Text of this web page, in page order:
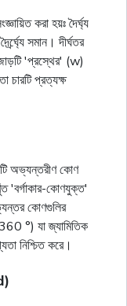
করা হয়ঃ দৈর্ঘ্য
সমান। দীর্ঘতর
'প্রস্থের' (w)
চারটি প্রত্যক্ষ
অভ্যন্তরীণ কোণ
'বর্গাকার-কোণযুক্ত'
কোণগুলির
°) যা জ্যামিতিক
নিশ্চিত করে।